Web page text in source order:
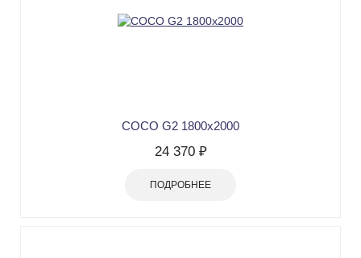
COCO G2 1800х2000
24 370 ₽
ПОДРОБНЕЕ